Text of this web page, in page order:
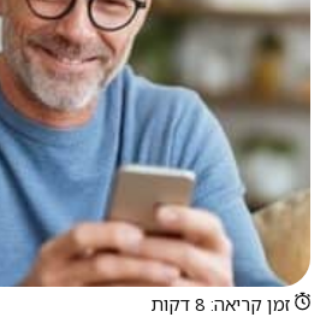
זמן קריאה: 8 דקות